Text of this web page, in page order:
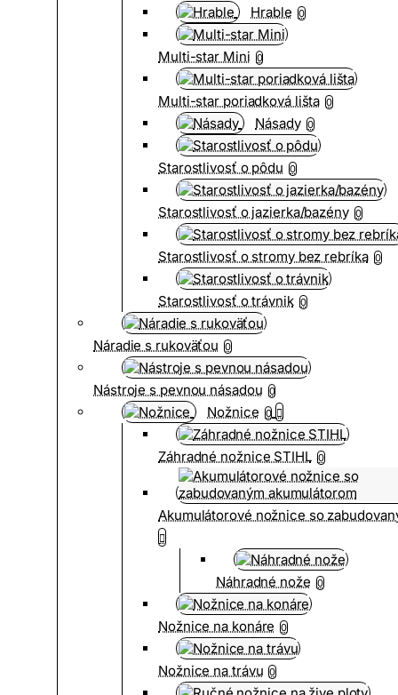
Hrable 0
Multi-star Mini 0
Multi-star poriadková lišta 0
Násady 0
Starostlivosť o pôdu 0
Starostlivosť o jazierka/bazény 0
Starostlivosť o stromy bez rebríka 0
Starostlivosť o trávnik 0
Náradie s rukoväťou 0
Nástroje s pevnou násadou 0
Nožnice 0
Záhradné nožnice STIHL 0
Akumulátorové nožnice so
Náhradné nože 0
Nožnice na konáre 0
Nožnice na trávu 0